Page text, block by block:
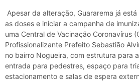
Apesar da alteração, Guararema já
as doses e iniciar a campanha de
uma Central de Vacinação Coronavírus
Profissionalizante Prefeito Sebastião
no bairro Nogueira, com estrutura para
entrada para pedestres, espaço para
estacionamento e salas de espera